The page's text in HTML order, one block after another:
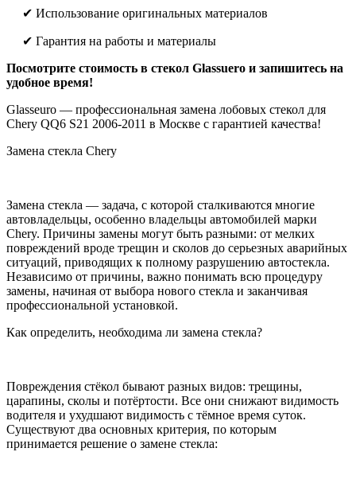
✔ Использование оригинальных материалов
✔ Гарантия на работы и материалы
Посмотрите стоимость в стекол Glassuero и запишитесь на
удобное время!
Glasseuro — профессиональная замена лобовых стекол для
Chery QQ6 S21 2006-2011 в Москве с гарантией качества!
Замена стекла Chery
Замена стекла — задача, с которой сталкиваются многие
автовладельцы, особенно владельцы автомобилей марки
Chery. Причины замены могут быть разными: от мелких
повреждений вроде трещин и сколов до серьезных аварийных
ситуаций, приводящих к полному разрушению автостекла.
Независимо от причины, важно понимать всю процедуру
замены, начиная от выбора нового стекла и заканчивая
профессиональной установкой.
Как определить, необходима ли замена стекла?
Повреждения стёкол бывают разных видов: трещины,
царапины, сколы и потёртости. Все они снижают видимость
водителя и ухудшают видимость с тёмное время суток.
Существуют два основных критерия, по которым
принимается решение о замене стекла: